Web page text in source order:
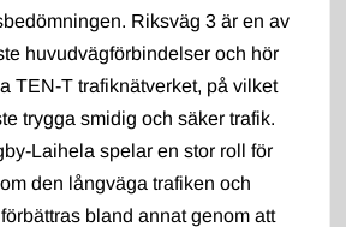
Riksväg 3 är en av
huvudvägförbindelser och hör
TEN-T trafiknätverket, på vilket
trygga smidig och säker trafik.
Laihela spelar en stor roll för
den långväga trafiken och
bland annat genom att